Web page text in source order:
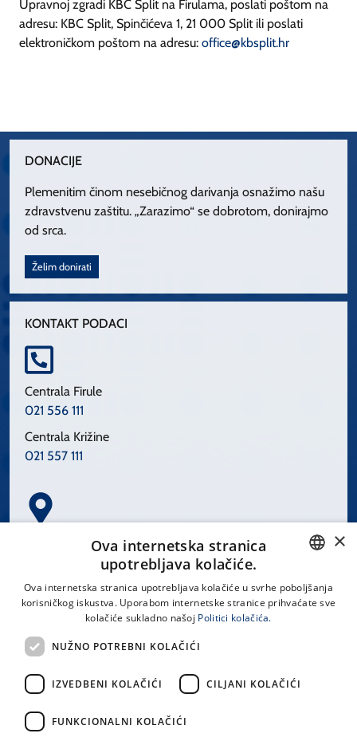
Upravnoj zgradi KBC Split na Firulama, poslati poštom na
adresu: KBC Split, Spinčićeva 1, 21 000 Split ili poslati
elektroničkom poštom na adresu: office@kbsplit.hr
DONACIJE
Plemenitim činom nesebičnog darivanja osnažimo našu
zdravstvenu zaštitu. „Zarazimo“ se dobrotom, donirajmo
od srca.
Želim donirati
KONTAKT PODACI
Centrala Firule
021 556 111
Centrala Križine
021 557 111
Spinčićeva 1, 21000 Split
LINKOVI
Uvjeti korištenja
CROATIAN
×
Ova internetska stranica
upotrebljava kolačiće.
Ova internetska stranica upotrebljava kolačiće u svrhe poboljšanja
korisničkog iskustva. Uporabom internetske stranice prihvaćate sve
kolačiće sukladno našoj Politici kolačića.
NUŽNO POTREBNI KOLAČIĆI
IZVEDBENI KOLAČIĆI CILJANI KOLAČIĆI
FUNKCIONALNI KOLAČIĆI